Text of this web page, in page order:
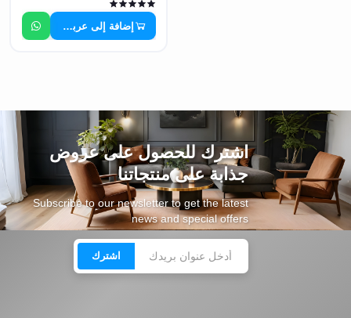
إضافة إلى عربة التسوق
اشترك للحصول على عروض
جذابة على منتجاتنا
Subscribe to our newsletter to get the latest
news and special offers
اشترك